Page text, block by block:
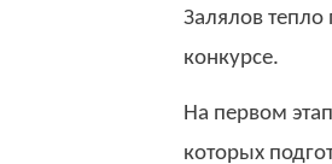
Залялов
конкурсе.
На первом
которых